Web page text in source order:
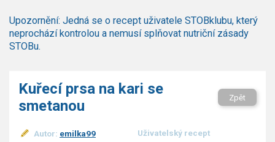
Polévky
Studená kuchyně
hovězí, telecí
vepřové
ryby
Upozornění: Jedná se o recept uživatele STOBklubu, který
neprochází kontrolou a nemusí splňovat nutriční zásady
STOBu.
Kuřecí prsa na kari se
smetanou
Zpět
Autor: emilka99 Uživatelský recept